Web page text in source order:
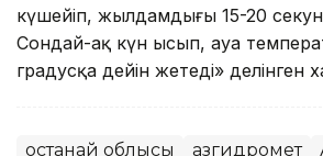
күшейіп, жылдамдығы 15-20
Сондай-ақ күн ысып, ауа
градусқа дейін жетеді» делінген
Қостанай облысы Қазгидромет